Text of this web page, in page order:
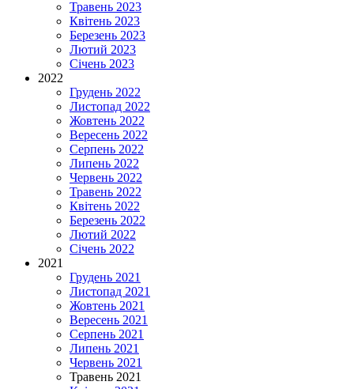
Травень 2023
Квітень 2023
Березень 2023
Лютий 2023
Січень 2023
2022
Грудень 2022
Листопад 2022
Жовтень 2022
Вересень 2022
Серпень 2022
Липень 2022
Червень 2022
Травень 2022
Квітень 2022
Березень 2022
Лютий 2022
Січень 2022
2021
Грудень 2021
Листопад 2021
Жовтень 2021
Вересень 2021
Серпень 2021
Липень 2021
Червень 2021
Травень 2021